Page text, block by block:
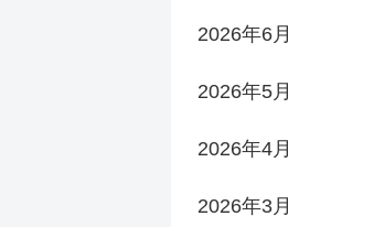
2026年6月
2026年5月
2026年4月
2026年3月